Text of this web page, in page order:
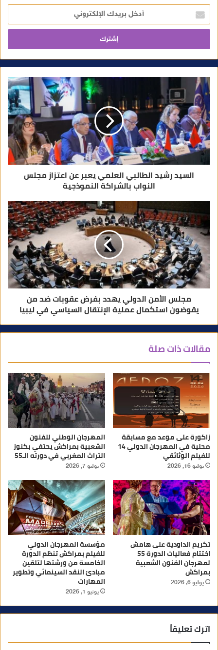
خ
ل
ر
ا
ل
إ
ك
ت
ر
و
ن
ي
السيد رشيد الطالبي العلمي يعبر عن اعتزاز مجلس
النواب بالشراكة النموذجية
مجلس الأمن الدولي يهدد بفرض عقوبات ضد من
يقوضون استكمال عملية الإنتقال السياسي في ليبيا
مقالات ذات صلة
زاكورة على موعد مع مسابقة
محلية في المهرجان الدولي 14
للفيلم الوثائقي
يوليو 16, 2026
المهرجان الوطني للفنون
الشعبية بمراكش يحتفي بكنوز
التراث المغربي في دورته الـ55
يوليو 7, 2026
تكريم الداودية على هامش
اختتام فعاليات الدورة 55
لمهرجان الفنون الشعبية
بمراكش
يوليو 6, 2026
مؤسسة المهرجان الدولي
للفيلم بمراكش تنظم الدورة
الخامسة من ورشتها لتلقين
مبادئ النقد السينمائي وتطوير
المهارات
يونيو 1, 2026
اترك تعليقاً